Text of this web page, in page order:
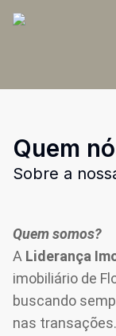
Quem
Sobre a
Quem somos?
A Liderança
imobiliário de
buscando
nas transações.